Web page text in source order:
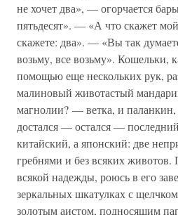
не хочет два», — огорчается
пятьдесят». — «А что скажет
скажете: два». — «Вы так
возьму, все возьму». Кошельки,
помощью еще нескольких рук,
малиновый животастый
магнолии? — ветка, и
достался — остался —
китайский, а японский: две
гребнями и без всяких
всякой надежды, роюсь в его
зеркальных шкатулках с
золотым аистом, подносящим